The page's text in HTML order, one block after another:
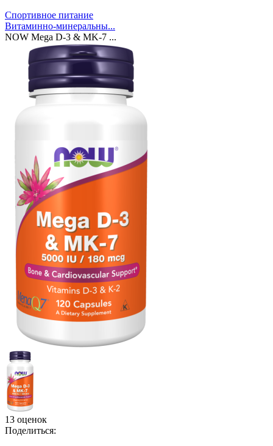
Спортивное питание
Витаминно-минеральны...
NOW Mega D-3 & MK-7 ...
13 оценок
Поделиться: